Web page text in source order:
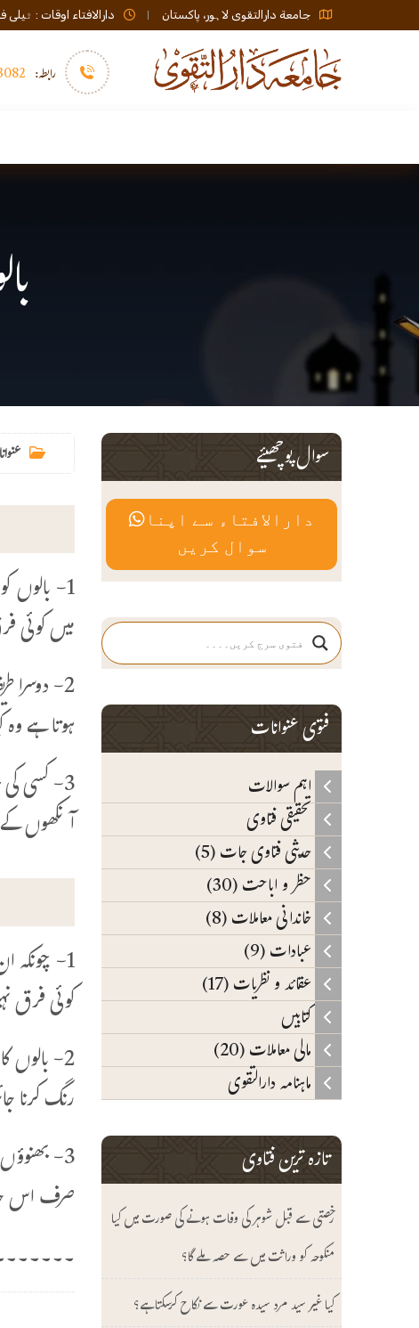
جامعة دارالتقوی لاہور، پاکستان دارالافتاء اوقات : ٹیلی فون صبح 08:00 تا عشاء / بالمشافہ و
رابطہ: 300 (92)+
1-
میں کوئی
2-
ہوتا ہے
3- کسی
آنکھوں
1-
کوئی فرق
2- بالوں
رنگ کرنا
3-
صرف اس
سوال پوچھیئے
دارالافتاء سے اپنا
سوال کریں
فتوی عنوانات
اہم سوالات
تحقیقی فتاوی
حدیثی فتاوی جات (5)
حظر و اباحت (30)
خاندانی معاملات (8)
عبادات (9)
عقائد و نظریات (17)
کتابیں
مالی معاملات (20)
ماہنامہ دارالتقوی
تازہ ترین فتاوی
رخصتی سے قبل شوہر کی وفات ہونے کی صورت میں کیا
منکوحہ کو وراثت میں سے حصہ ملے گا؟
کیا غیر سید مرد سیدہ عورت سے نکاح کرسکتا ہے؟